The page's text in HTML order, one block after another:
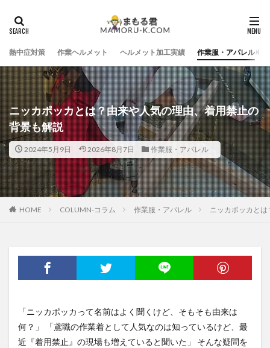
熱中症対策 作業ヘルメット ヘルメット加工実績 作業服・アパレル
ニッカポッカとは？由来や人気の理由、着用禁止の
背景も解説
2024年5月9日 2026年8月7日 作業服・アパレル
HOME COLUMN-コラム 作業服・アパレル ニッカポッカと
「ニッカポッカって名前はよく聞くけど、そもそも由来は
何？」 「鳶職の作業着として人気なのは知っているけど、最
近『着用禁止』の現場も増えていると聞いた」 そんな疑問を